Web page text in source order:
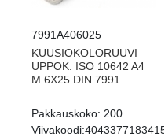
7991A406025
KUUSIOKOLORUUVI
UPPOK. ISO 10642 A4
M 6X25 DIN 7991
Pakkauskoko: 200
Viivakoodi:4043377183415